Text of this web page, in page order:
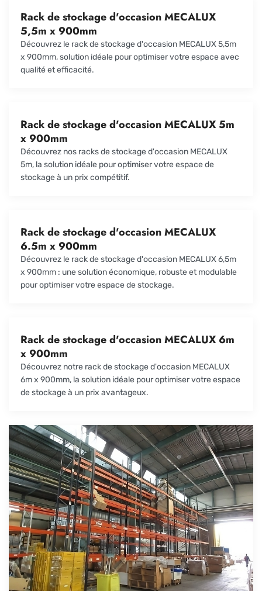
Rack de stockage d'occasion MECALUX
5,5m x 900mm
Découvrez le rack de stockage d'occasion MECALUX 5,5m
x 900mm, solution idéale pour optimiser votre espace avec
qualité et efficacité.
Rack de stockage d'occasion MECALUX 5m
x 900mm
Découvrez nos racks de stockage d'occasion MECALUX
5m, la solution idéale pour optimiser votre espace de
stockage à un prix compétitif.
Rack de stockage d'occasion MECALUX
6.5m x 900mm
Découvrez le rack de stockage d'occasion MECALUX 6,5m
x 900mm : une solution économique, robuste et modulable
pour optimiser votre espace de stockage.
Rack de stockage d'occasion MECALUX 6m
x 900mm
Découvrez notre rack de stockage d'occasion MECALUX
6m x 900mm, la solution idéale pour optimiser votre espace
de stockage à un prix avantageux.